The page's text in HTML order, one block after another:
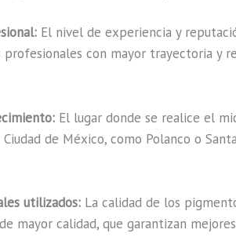
El nivel de experiencia y
profesionales con mayor trayectoria y
El lugar donde se realice el
de México, como Polanco o
utilizados: La calidad de los
mayor calidad, que garantizan